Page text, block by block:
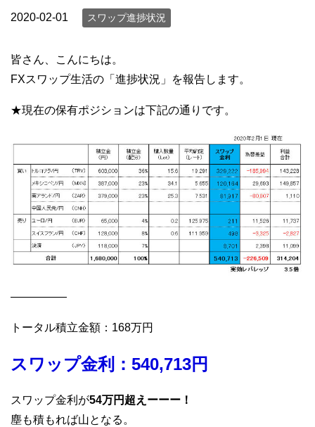
2020-02-01 スワップ進捗状況
皆さん、こんにちは。
FXスワップ生活の「進捗状況」を報告します。
★現在の保有ポジションは下記の通りです。
—————
トータル積立金額：168万円
スワップ金利：540,713円
スワップ金利が54万円超えーーー！
塵も積もれば山となる。